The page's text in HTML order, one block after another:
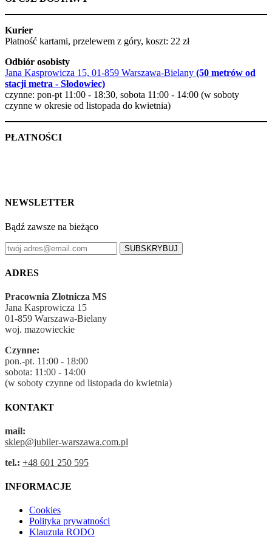
Kurier
Płatność kartami, przelewem z góry, koszt: 22 zł
Odbiór osobisty
Jana Kasprowicza 15, 01-859 Warszawa-Bielany (50 metrów od
stacji metra - Słodowiec)
czynne: pon-pt 11:00 - 18:30, sobota 11:00 - 14:00 (w soboty
czynne w okresie od listopada do kwietnia)
PŁATNOŚCI
NEWSLETTER
Bądź zawsze na bieżąco
SUBSKRYBUJ
ADRES
Pracownia Złotnicza MS
Jana Kasprowicza 15
01-859 Warszawa-Bielany
woj. mazowieckie
Czynne:
pon.-pt. 11:00 - 18:00
sobota: 11:00 - 14:00
(w soboty czynne od listopada do kwietnia)
KONTAKT
mail:
sklep@jubiler-warszawa.com.pl
tel.: +48 601 250 595
INFORMACJE
Cookies
Polityka prywatności
Klauzula RODO